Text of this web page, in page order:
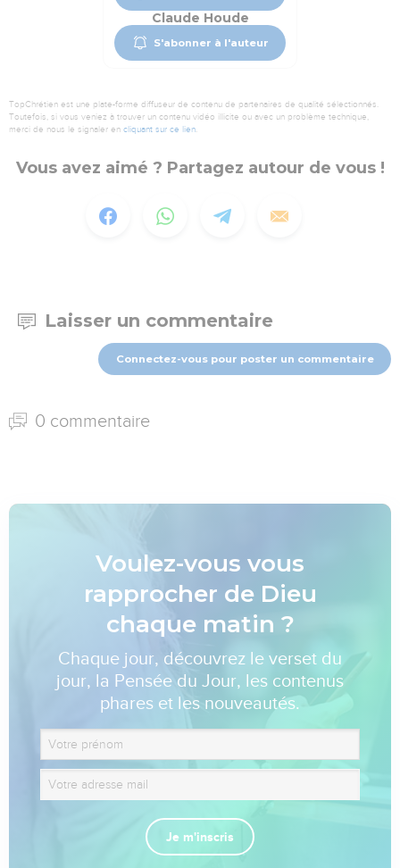
Claude Houde
S'abonner à l'auteur
TopChrétien est une plate-forme diffuseur de contenu de partenaires de qualité sélectionnés.
Toutefois, si vous veniez à trouver un contenu vidéo illicite ou avec un problème technique,
merci de nous le signaler en cliquant sur ce lien.
Vous avez aimé ? Partagez autour de vous !
Laisser un commentaire
Connectez-vous pour poster un commentaire
0 commentaire
Voulez-vous vous
rapprocher de Dieu
chaque matin ?
Chaque jour, découvrez le verset du
jour, la Pensée du Jour, les contenus
phares et les nouveautés.
Je m'inscris